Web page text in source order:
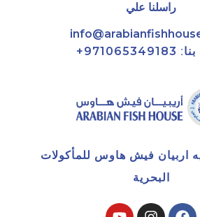
راسلنا علي
971065349183+
اربيان فيش هاوس للمأكولات
البحرية